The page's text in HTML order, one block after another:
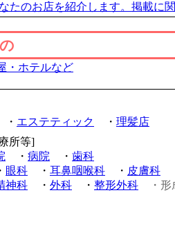
たのお店を紹介します。掲載に
・ホテルなど
・ エステティック ・ 理髪店
所等]
・ 病院 ・ 歯科
眼科 ・ 耳鼻咽喉科 ・ 皮膚科
神科 ・ 外科 ・ 整形外科
・